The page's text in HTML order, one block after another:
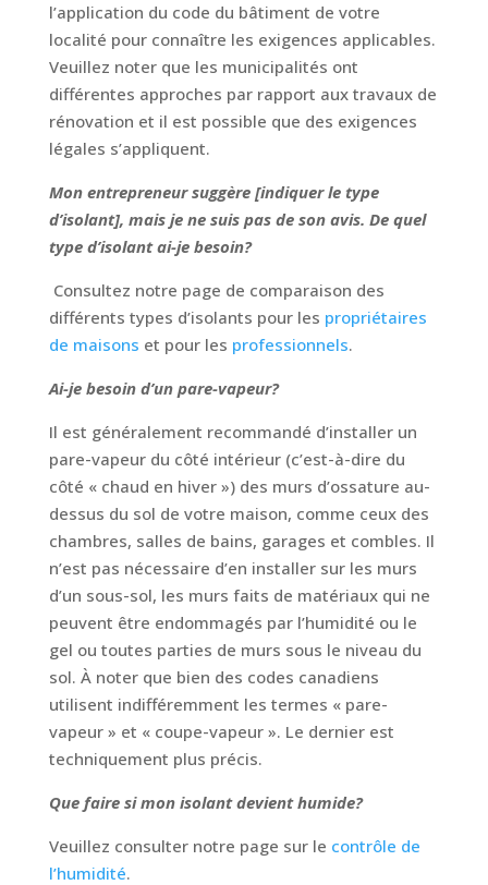
l’application du code du bâtiment de votre
localité pour connaître les exigences applicables.
Veuillez noter que les municipalités ont
différentes approches par rapport aux travaux de
rénovation et il est possible que des exigences
légales s’appliquent.
Mon entrepreneur suggère [indiquer le type
d’isolant], mais je ne suis pas de son avis. De quel
type d’isolant ai-je besoin?
Consultez notre page de comparaison des
différents types d’isolants pour les propriétaires
de maisons et pour les professionnels.
Ai-je besoin d’un pare-vapeur?
Il est généralement recommandé d’installer un
pare-vapeur du côté intérieur (c’est-à-dire du
côté « chaud en hiver ») des murs d’ossature au-
dessus du sol de votre maison, comme ceux des
chambres, salles de bains, garages et combles. Il
n’est pas nécessaire d’en installer sur les murs
d’un sous-sol, les murs faits de matériaux qui ne
peuvent être endommagés par l’humidité ou le
gel ou toutes parties de murs sous le niveau du
sol. À noter que bien des codes canadiens
utilisent indifféremment les termes « pare-
vapeur » et « coupe-vapeur ». Le dernier est
techniquement plus précis.
Que faire si mon isolant devient humide?
Veuillez consulter notre page sur le contrôle de
l’humidité.